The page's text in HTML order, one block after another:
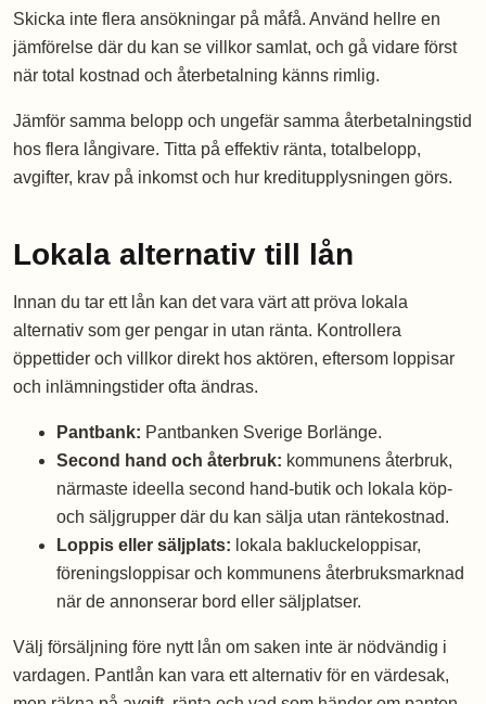
Skicka inte flera ansökningar på måfå. Använd hellre en
jämförelse där du kan se villkor samlat, och gå vidare först
när total kostnad och återbetalning känns rimlig.
Jämför samma belopp och ungefär samma återbetalningstid
hos flera långivare. Titta på effektiv ränta, totalbelopp,
avgifter, krav på inkomst och hur kreditupplysningen görs.
Lokala alternativ till lån
Innan du tar ett lån kan det vara värt att pröva lokala
alternativ som ger pengar in utan ränta. Kontrollera
öppettider och villkor direkt hos aktören, eftersom loppisar
och inlämningstider ofta ändras.
Pantbank: Pantbanken Sverige Borlänge.
Second hand och återbruk: kommunens återbruk,
närmaste ideella second hand-butik och lokala köp-
och säljgrupper där du kan sälja utan räntekostnad.
Loppis eller säljplats: lokala bakluckeloppisar,
föreningsloppisar och kommunens återbruksmarknad
när de annonserar bord eller säljplatser.
Välj försäljning före nytt lån om saken inte är nödvändig i
vardagen. Pantlån kan vara ett alternativ för en värdesak,